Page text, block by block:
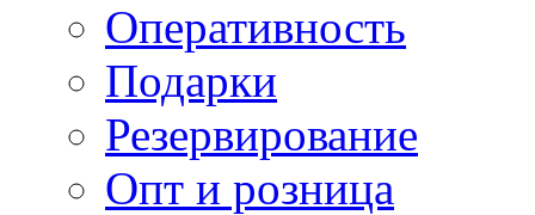
Оперативность
Подарки
Резервирование
Опт и розница